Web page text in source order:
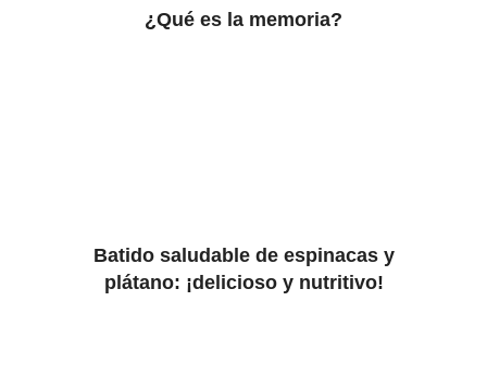
¿Qué es la memoria?
Batido saludable de espinacas y
plátano: ¡delicioso y nutritivo!